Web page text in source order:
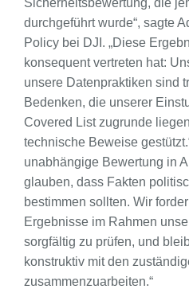
Sicherheitsbewertung, die
durchgeführt wurde“, sagte
Policy bei DJI. „Diese
konsequent vertreten hat:
unsere Datenpraktiken sind
Bedenken, die unserer
Covered List zugrunde
technische Beweise
unabhängige Bewertung in
glauben, dass Fakten
bestimmen sollten. Wir
Ergebnisse im Rahmen
sorgfältig zu prüfen, und
konstruktiv mit den
zusammenzuarbeiten.“